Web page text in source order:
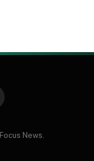
News.